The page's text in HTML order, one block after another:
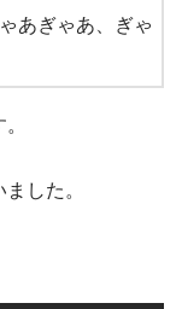
あぎゃあ、ぎゃ
した。